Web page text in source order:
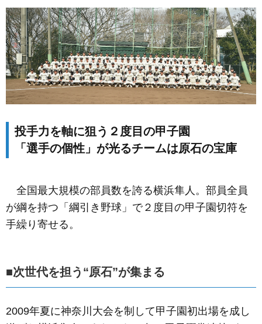
投手力を軸に狙う２度目の甲子園
「選手の個性」が光るチームは原石の宝庫
全国最大規模の部員数を誇る横浜隼人。部員全員
が綱を持つ「綱引き野球」で２度目の甲子園切符を
手繰り寄せる。
■次世代を担う“原石”が集まる
2009年夏に神奈川大会を制して甲子園初出場を成し